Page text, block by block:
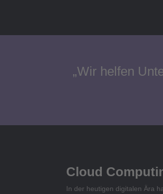
„Wir helfen
Cloud
In der heutigen digitalen Ära